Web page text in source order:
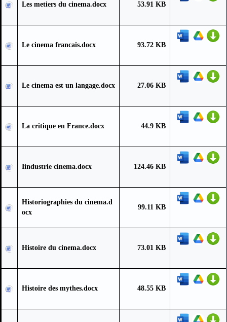
Les metiers du cinema.docx 53.91 KB
Le cinema francais.docx 93.72 KB
Le cinema est un langage.docx 27.06 KB
La critique en France.docx 44.9 KB
Iindustrie cinema.docx 124.46 KB
Historiographies du cinema.d
ocx
99.11 KB
Histoire du cinema.docx 73.01 KB
Histoire des mythes.docx 48.55 KB